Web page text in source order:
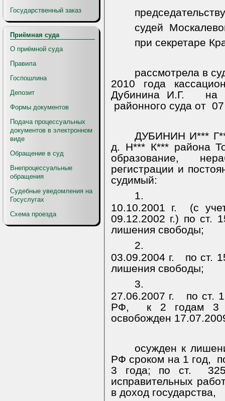
Государственный заказ
Приёмная суда
О приёмной суда
Правила
Госпошлина
Депозит
Формы документов
Подача процессуальных
документов в электронном
виде
Обращение в суд
Внепроцессуальные
обращения
Судебные уведомления на
Госуслугах
Схема проезда
судей
при секретаре
рассмотрела в
2010 года
Дубинина И.Г.
на
районного суда от
ДУБИНИН И***
д. Н*** К*** района
образование,
регистрации и
судимый:
1.
10.10.2001 г.
(с
09.12.2002 г.) по ст.
лишения свободы;
2.
03.09.2004 г.
по ст.
лишения свободы;
3.
27.06.2007 г.
по ст.
РФ,
к 2 годам 3
освобожден
осужден к
РФ сроком на 1 год,
3 года; по ст.
исправительных
в доход государства,